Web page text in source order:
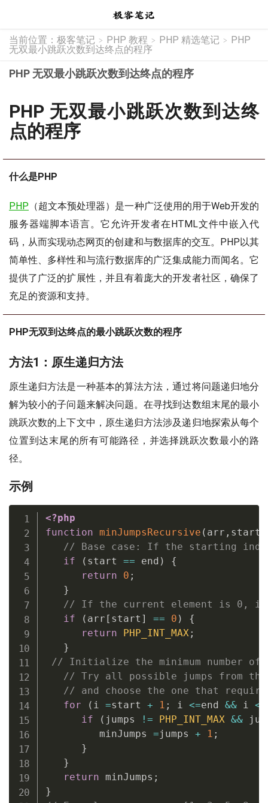
当前位置： 极客笔记 > PHP 教程 > PHP 精选笔记 > PHP
无双最小跳跃次数到达终点的程序
PHP 无双最小跳跃次数到达终点的程序
PHP 无双最小跳跃次数到达终
点的程序
什么是PHP
PHP （超文本预处理器）是一种广泛使用的用于Web开发的
服务器端脚本语言。它允许开发者在HTML文件中嵌入代
码，从而实现动态网页的创建和与数据库的交互。PHP以其
简单性、多样性和与流行数据库的广泛集成能力而闻名。它
提供了广泛的扩展性，并且有着庞大的开发者社区，确保了
充足的资源和支持。
PHP无双到达终点的最小跳跃次数的程序
方法1：原生递归方法
原生递归方法是一种基本的算法方法，通过将问题递归地分
解为较小的子问题来解决问题。在寻找到达数组末尾的最小
跳跃次数的上下文中，原生递归方法涉及递归地探索从每个
位置到达末尾的所有可能路径，并选择跳跃次数最小的路
径。
示例
<?php
function minJumpsRecursive ( arr , start
// Base case: If the starting
if
( start == end )
{
return
0 ;
}
// If the current element is 0, it
if
( arr [ start ] == 0 )
{
return
PHP_INT_MAX;
}
// Initialize the minimum number of
// Try all possible jumps from
// and choose the one that
for
( i =start + 1 ; i <=end && i <=
if
( jumps != PHP_INT_MAX &&
         minJumps
=jumps + 1 ;
}
}
return minJumps ;
}